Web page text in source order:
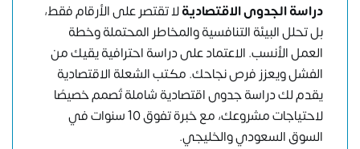
دراسة الجدوى الاقتصاديةلا تقتصر على الأرقام فقط،
بل تحلل البيئة التنافسية والمخاطر المحتملة وخطة
العمل الأنسب. الاعتماد على دراسة احترافية يقيك من
الفشل ويعزز فرص نجاحك. مكتب الشعلة الاقتصادية
يقدم لك دراسة جدوى اقتصادية شاملة تُصمم خصيصًا
لاحتياجات مشروعك، مع خبرة تفوق 10 سنوات في
السوق السعودي والخليجي.